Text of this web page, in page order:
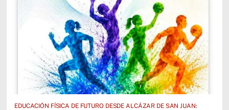
EDUCACIÓN FÍSICA DE FUTURO DESDE ALCÁZAR DE SAN JUAN: